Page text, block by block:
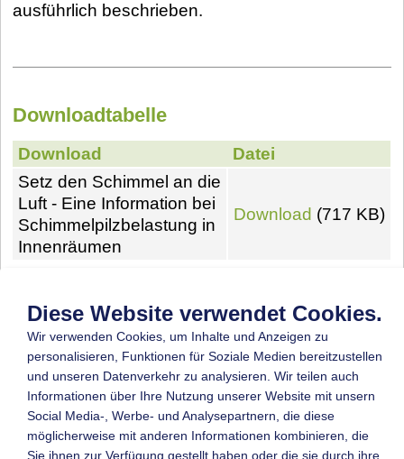
ausführlich beschrieben.
Downloadtabelle
Download
Datei
Setz den Schimmel an die
Luft - Eine Information bei
Schimmelpilzbelastung in
Innenräumen
Download (717 KB)
Video
Diese Website verwendet Cookies.
Wir verwenden Cookies, um Inhalte und Anzeigen zu
personalisieren, Funktionen für Soziale Medien bereitzustellen
und unseren Datenverkehr zu analysieren. Wir teilen auch
Informationen über Ihre Nutzung unserer Website mit unsern
Social Media-, Werbe- und Analysepartnern, die diese
möglicherweise mit anderen Informationen kombinieren, die
Sie ihnen zur Verfügung gestellt haben oder die sie durch ihre